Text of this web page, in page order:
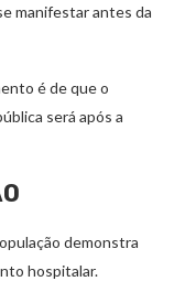
manifestar antes da
é de que o
será após a
demonstra
hospitalar.